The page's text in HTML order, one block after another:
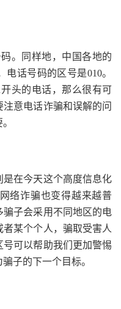
。同样地，中国各地的
话号码的区号是010。
开头的电话，那么很有可
意电话诈骗和误解的问
在今天这个高度信息化
络诈骗也变得越来越普
子会采用不同地区的电
某个个人，骗取受害人
可以帮助我们更加警惕
子的下一个目标。